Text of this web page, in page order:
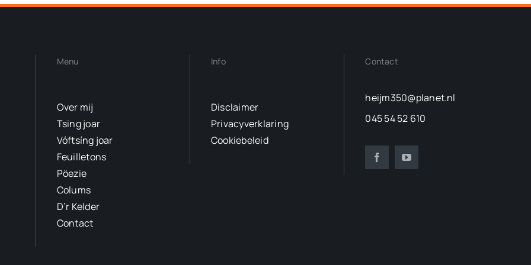
Menu
Over mij
Tsing joar
Vóftsíng joar
Feuilletons
Pöezie
Colums
D’r Kelder
Contact
Info
Disclaimer
Privacyverklaring
Cookiebeleid
Contact
heijm350@planet.nl
045 54 52 610